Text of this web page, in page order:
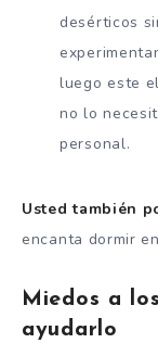
desérticos
luego este
no lo
personal.
Usted también
encanta dormir
Miedos a
ayudarlo